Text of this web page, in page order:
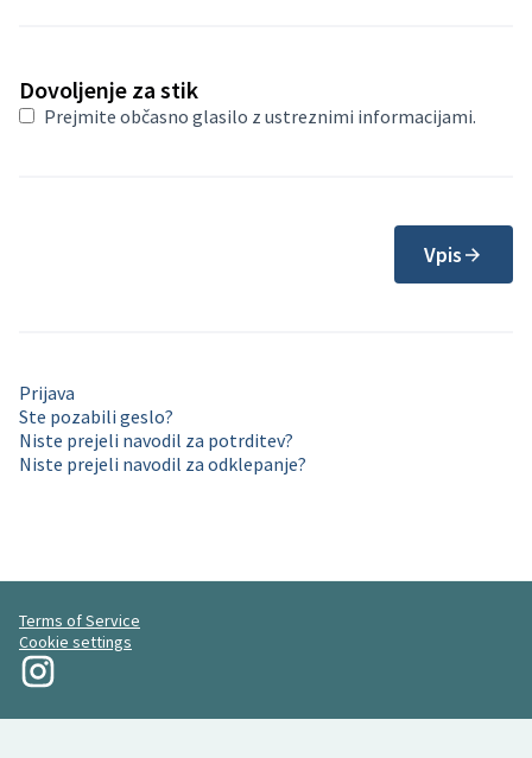
Dovoljenje za stik
Prejmite občasno glasilo z ustreznimi informacijami.
Vpis
Prijava
Ste pozabili geslo?
Niste prejeli navodil za potrditev?
Niste prejeli navodil za odklepanje?
Terms of Service
Cookie settings
Moja revolucija na Instagramu